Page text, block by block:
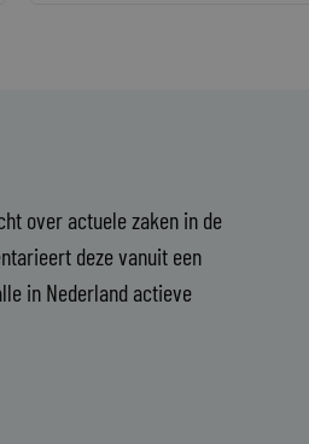
over actuele zaken in de
deze vanuit een
in Nederland actieve